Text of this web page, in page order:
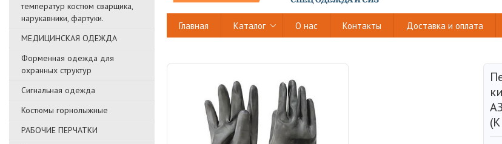
температур костюм сварщика,
нарукавники, фартуки.
МЕДИЦИНСКАЯ ОДЕЖДА
Форменная одежда для
охранных структур
Сигнальная одежда
Костюмы горнолыжные
РАБОЧИЕ ПЕРЧАТКИ
Главная Каталог О нас Контакты Доставка и оплата